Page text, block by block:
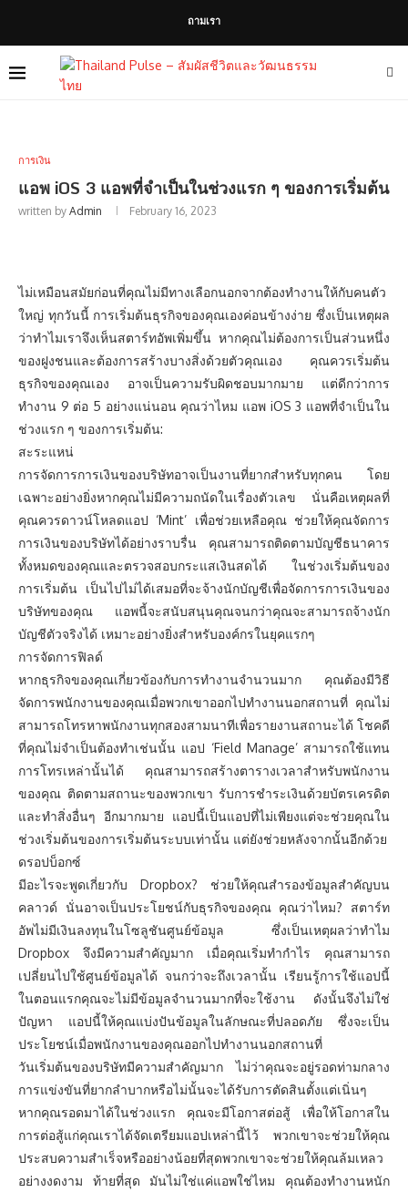
ถามเรา
การเงิน
แอพ iOS 3 แอพที่จำเป็นในช่วงแรก ๆ ของการเริ่มต้น
written by Admin February 16, 2023
ไม่เหมือนสมัยก่อนที่คุณไม่มีทางเลือกนอกจากต้องทำงานให้กับคนตัว
ใหญ่ ทุกวันนี้ การเริ่มต้นธุรกิจของคุณเองค่อนข้างง่าย ซึ่งเป็นเหตุผล
ว่าทำไมเราจึงเห็นสตาร์ทอัพเพิ่มขึ้น หากคุณไม่ต้องการเป็นส่วนหนึ่ง
ของฝูงชนและต้องการสร้างบางสิ่งด้วยตัวคุณเอง คุณควรเริ่มต้น
ธุรกิจของคุณเอง อาจเป็นความรับผิดชอบมากมาย แต่ดีกว่าการ
ทำงาน 9 ต่อ 5 อย่างแน่นอน คุณว่าไหม แอพ iOS 3 แอพที่จำเป็นใน
ช่วงแรก ๆ ของการเริ่มต้น:
สะระแหน่
การจัดการการเงินของบริษัทอาจเป็นงานที่ยากสำหรับทุกคน โดย
เฉพาะอย่างยิ่งหากคุณไม่มีความถนัดในเรื่องตัวเลข นั่นคือเหตุผลที่
คุณควรดาวน์โหลดแอป ‘Mint’ เพื่อช่วยเหลือคุณ ช่วยให้คุณจัดการ
การเงินของบริษัทได้อย่างราบรื่น คุณสามารถติดตามบัญชีธนาคาร
ทั้งหมดของคุณและตรวจสอบกระแสเงินสดได้ ในช่วงเริ่มต้นของ
การเริ่มต้น เป็นไปไม่ได้เสมอที่จะจ้างนักบัญชีเพื่อจัดการการเงินของ
บริษัทของคุณ แอพนี้จะสนับสนุนคุณจนกว่าคุณจะสามารถจ้างนัก
บัญชีตัวจริงได้ เหมาะอย่างยิ่งสำหรับองค์กรในยุคแรกๆ
การจัดการฟิลด์
หากธุรกิจของคุณเกี่ยวข้องกับการทำงานจำนวนมาก คุณต้องมีวิธี
จัดการพนักงานของคุณเมื่อพวกเขาออกไปทำงานนอกสถานที่ คุณไม่
สามารถโทรหาพนักงานทุกสองสามนาทีเพื่อรายงานสถานะได้ โชคดี
ที่คุณไม่จำเป็นต้องทำเช่นนั้น แอป ‘Field Manage’ สามารถใช้แทน
การโทรเหล่านั้นได้ คุณสามารถสร้างตารางเวลาสำหรับพนักงาน
ของคุณ ติดตามสถานะของพวกเขา รับการชำระเงินด้วยบัตรเครดิต
และทำสิ่งอื่นๆ อีกมากมาย แอปนี้เป็นแอปที่ไม่เพียงแต่จะช่วยคุณใน
ช่วงเริ่มต้นของการเริ่มต้นระบบเท่านั้น แต่ยังช่วยหลังจากนั้นอีกด้วย
ดรอปบ็อกซ์
มีอะไรจะพูดเกี่ยวกับ Dropbox? ช่วยให้คุณสำรองข้อมูลสำคัญบน
คลาวด์ นั่นอาจเป็นประโยชน์กับธุรกิจของคุณ คุณว่าไหม? สตาร์ท
อัพไม่มีเงินลงทุนในโซลูชันศูนย์ข้อมูล ซึ่งเป็นเหตุผลว่าทำไม
Dropbox จึงมีความสำคัญมาก เมื่อคุณเริ่มทำกำไร คุณสามารถ
เปลี่ยนไปใช้ศูนย์ข้อมูลได้ จนกว่าจะถึงเวลานั้น เรียนรู้การใช้แอปนี้
ในตอนแรกคุณจะไม่มีข้อมูลจำนวนมากที่จะใช้งาน ดังนั้นจึงไม่ใช่
ปัญหา แอปนี้ให้คุณแบ่งปันข้อมูลในลักษณะที่ปลอดภัย ซึ่งจะเป็น
ประโยชน์เมื่อพนักงานของคุณออกไปทำงานนอกสถานที่
วันเริ่มต้นของบริษัทมีความสำคัญมาก ไม่ว่าคุณจะอยู่รอดท่ามกลาง
การแข่งขันที่ยากลำบากหรือไม่นั้นจะได้รับการตัดสินตั้งแต่เนิ่นๆ
หากคุณรอดมาได้ในช่วงแรก คุณจะมีโอกาสต่อสู้ เพื่อให้โอกาสใน
การต่อสู้แก่คุณเราได้จัดเตรียมแอปเหล่านี้ไว้ พวกเขาจะช่วยให้คุณ
ประสบความสำเร็จหรืออย่างน้อยที่สุดพวกเขาจะช่วยให้คุณล้มเหลว
อย่างงดงาม ท้ายที่สุด มันไม่ใช่แค่แอพใช่ไหม คุณต้องทำงานหนัก